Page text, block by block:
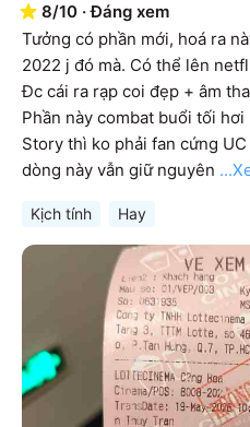
8/10 ·Đáng xem
Tưởng có phần mới, hoá ra
2022 j đó mà. Có thể lên
Đc cái ra rạp coi đẹp + âm
Phần này combat buổi tối hơi
Story thì ko phải fan cứng
dòng này vẫn giữ nguyên
Kịch tính Hay